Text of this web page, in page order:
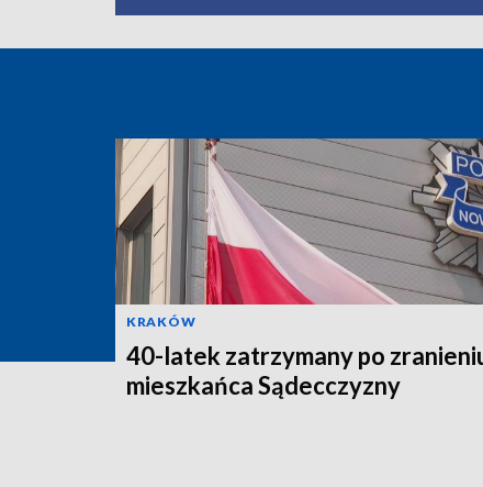
KRAKÓW
40-latek zatrzymany po
mieszkańca Sądecczyzny